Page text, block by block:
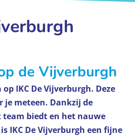
de Vijverburgh
IKC De Vijverburgh. Deze
je meteen. Dankzij de
team biedt en het nauwe
IKC De Vijverburgh een fijne